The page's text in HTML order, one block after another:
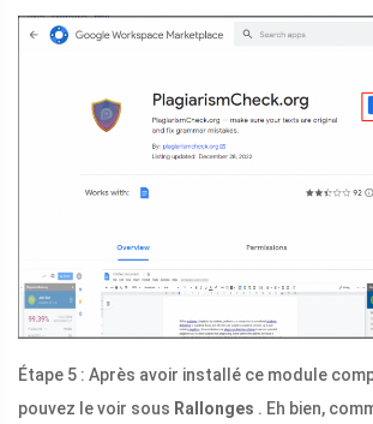
Étape 5 : Après avoir installé ce module
pouvez le voir sous Rallonges . Eh bien,